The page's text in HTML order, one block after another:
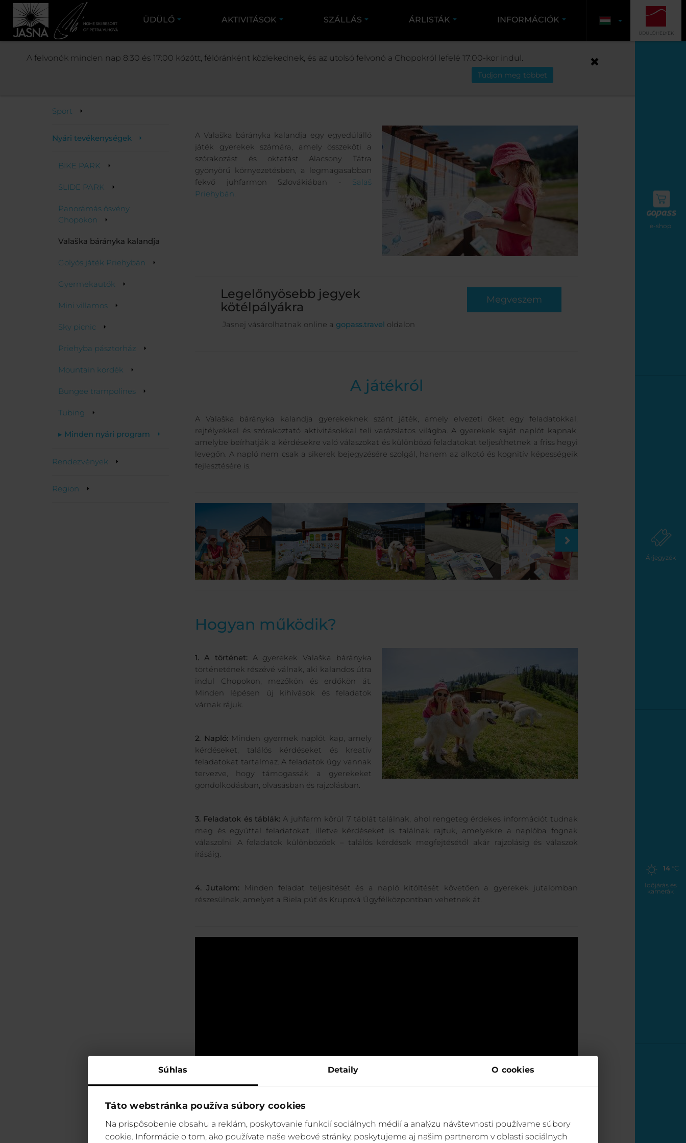
Súhlas Detaily O cookies
Táto webstránka používa súbory cookies
Na prispôsobenie obsahu a reklám, poskytovanie funkcií sociálnych médií a analýzu návštevnosti používame súbory
cookie. Informácie o tom, ako používate naše webové stránky, poskytujeme aj našim partnerom v oblasti sociálnych
e-shop
Árjegyzék
14 °C
Időjárás és
kamerák
ÜDÜLŐ AKTIVITÁSOK SZÁLLÁS ÁRLISTÁK INFORMÁCIÓK
ÜDÜLŐHELYEK
AKTIVITÁSOK NYÁRI TEVÉKENYSÉGEK VALAŠKA BÁRÁNYKA KALANDJA
Sport
Nyári tevékenységek
BIKE PARK
SLIDE PARK
Panorámás ösvény
Chopokon
Valaška bárányka kalandja
Golyós játék Priehybán
Gyermekautók
Mini villamos
Sky picnic
Priehyba pásztorház
Mountain kordék
Bungee trampolines
Tubing
▸ Minden nyári program
Rendezvények
Region
Valaška bárányka kalandja
A Valaška bárányka kalandja egy egyedülálló
játék gyerekek számára, amely összeköti a
szórakozást és oktatást Alacsony Tátra
gyönyörű környezetésben, a legmagasabban
fekvő juhfarmon Szlovákiában - Salaš
Priehybán.
Legelőnyösebb jegyek
kötélpályákra
Jasnej vásárolhatnak online a gopass.travel oldalon
Megveszem
A játékról
A Valaška bárányka kalandja gyerekeknek szánt játék, amely elvezeti őket egy feladatokkal,
rejtélyekkel és szórakoztató aktivitásokkal teli varázslatos világba. A gyerekek saját naplót kapnak,
amelybe beírhatják a kérdésekre való válaszokat és különböző feladatokat teljesíthetnek a friss hegyi
levegőn. A napló nem csak a sikerek bejegyzésére szolgál, hanem az alkotó és kognitív képességeik
fejlesztésére is.
Hogyan működik?
1. A történet:A gyerekek Valaška bárányka
történetének részévé válnak, aki kalandos útra
indul Chopokon, mezőkön és erdőkön át.
Minden lépésen új kihívások és feladatok
várnak rájuk.
2. Napló:Minden gyermek naplót kap, amely
kérdéseket, találós kérdéseket és kreatív
feladatokat tartalmaz. A feladatok úgy vannak
tervezve, hogy támogassák a gyerekeket
gondolkodásban, olvasásban és rajzolásban.
3. Feladatok és táblák: A juhfarm körül 7 táblát találnak, ahol rengeteg érdekes információt tudnak
meg és egyúttal feladatokat, illetve kérdéseket is találnak rajtuk, amelyekre a naplóba fognak
válaszolni. A feladatok különbözőek – találós kérdések megfejtésétől akár rajzolásig és válaszok
írásáig.
4. Jutalom: Minden feladat teljesítését és a napló kitöltését követően a gyerekek jutalomban
részesülnek, amelyet a Biela púť és Krupová Ügyfélközpontban vehetnek át.
A felvonók minden nap 8:30 és 17:00 között, félóránként közlekednek, és az utolsó felvonó a Chopokról lefelé 17:00-kor indul.
Tudjon meg többet